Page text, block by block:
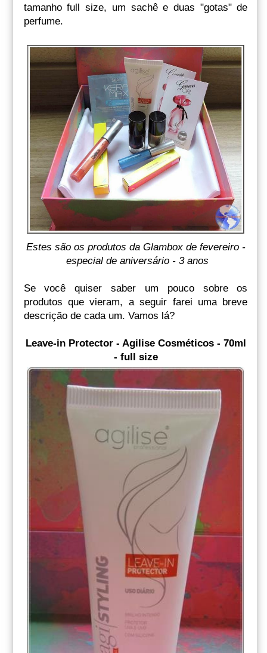
tamanho full size, um sachê e duas "gotas" de
perfume.
Estes são os produtos da Glambox de fevereiro -
especial de aniversário - 3 anos
Se você quiser saber um pouco sobre os
produtos que vieram, a seguir farei uma breve
descrição de cada um. Vamos lá?
Leave-in Protector - Agilise Cosméticos - 70ml
- full size